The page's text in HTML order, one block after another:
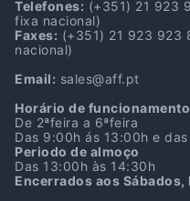
Telefones: (+351) 21 923
fixa nacional)
Faxes: (+351) 21 923 923
nacional)
Email: sales@aff.pt
Horário de funcionamento
De 2ªfeira a 6ªfeira
Das 9:00h ás 13:00h e
Periodo de almoço
Das 13:00h às 14:30h
Encerrados aos